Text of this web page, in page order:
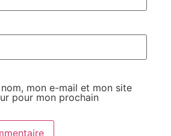
mon e-mail et mon site
pour mon prochain